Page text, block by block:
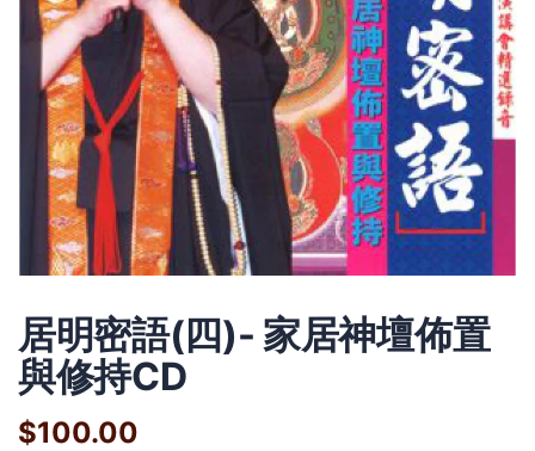
居明密語(四)- 家居神壇佈置
與修持CD
$100.00